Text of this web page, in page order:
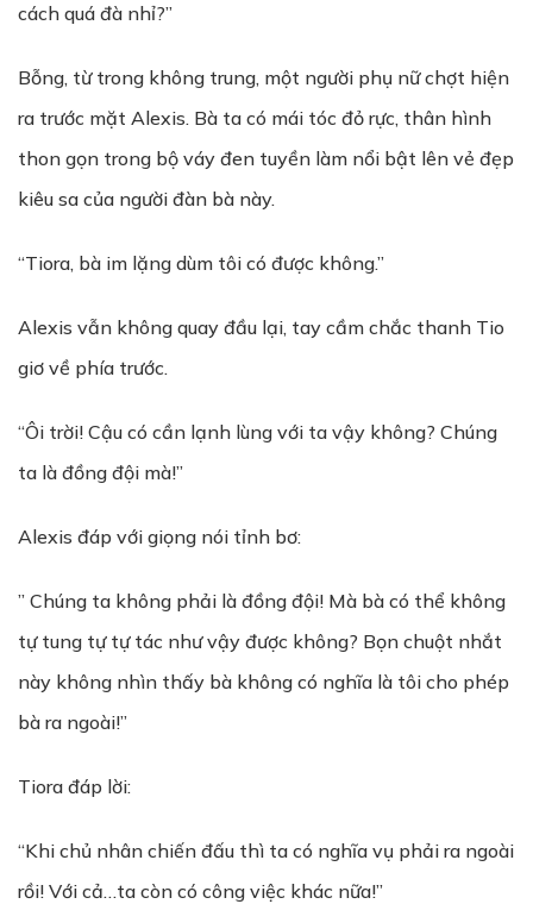
cách quá đà nhỉ?”
Bỗng, từ trong không trung, một người phụ nữ chợt hiện
ra trước mặt Alexis. Bà ta có mái tóc đỏ rực, thân hình
thon gọn trong bộ váy đen tuyền làm nổi bật lên vẻ đẹp
kiêu sa của người đàn bà này.
“Tiora, bà im lặng dùm tôi có được không.”
Alexis vẫn không quay đầu lại, tay cầm chắc thanh Tio
giơ về phía trước.
“Ôi trời! Cậu có cần lạnh lùng với ta vậy không? Chúng
ta là đồng đội mà!”
Alexis đáp với giọng nói tỉnh bơ:
” Chúng ta không phải là đồng đội! Mà bà có thể không
tự tung tự tự tác như vậy được không? Bọn chuột nhắt
này không nhìn thấy bà không có nghĩa là tôi cho phép
bà ra ngoài!”
Tiora đáp lời:
“Khi chủ nhân chiến đấu thì ta có nghĩa vụ phải ra ngoài
rồi! Với cả…ta còn có công việc khác nữa!”